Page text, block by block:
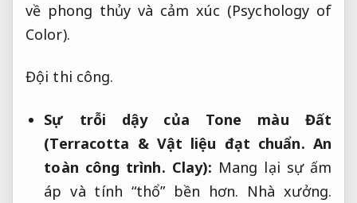
về phong thủy và cảm xúc (Psychology of
Color).
Đội thi công.
Sự trỗi dậy của Tone màu Đất
(Terracotta & Vật liệu đạt chuẩn. An
toàn công trình. Clay): Mang lại sự ấm
áp và tính “thổ” bền hơn. Nhà xưởng.